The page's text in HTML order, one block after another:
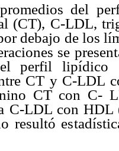
del
(CT), C-LDL,
debajo de los
se
perfil
CT y C-LDL
CT con C-
C-LDL con HDL
resultó